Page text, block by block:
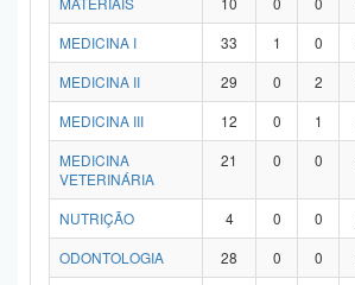
MEDICINA I
33 1 0
MEDICINA II
29 0 2
MEDICINA III
12 0 1
MEDICINA
VETERINÁRIA
21 0 0
NUTRIÇÃO 4 0 0
ODONTOLOGIA
28 0 0